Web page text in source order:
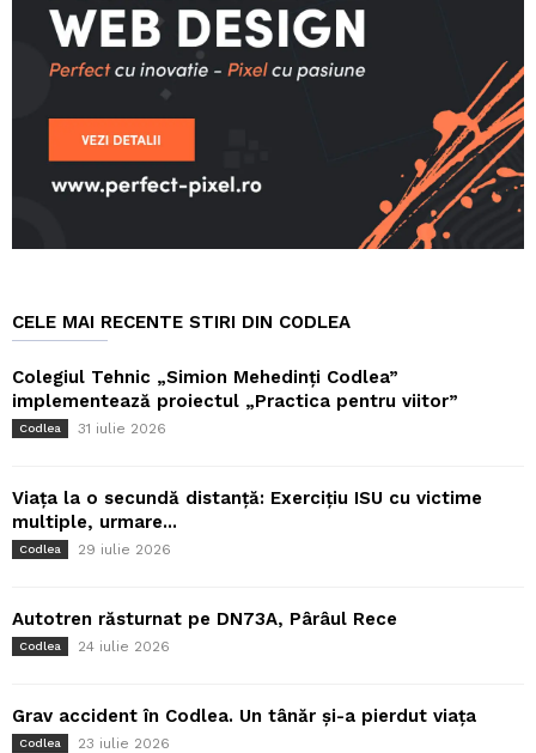
CELE MAI RECENTE STIRI DIN CODLEA
Colegiul Tehnic „Simion Mehedinți Codlea”
implementează proiectul „Practica pentru viitor”
Codlea 31 iulie 2026
Viața la o secundă distanță: Exercițiu ISU cu victime
multiple, urmare...
Codlea 29 iulie 2026
Autotren răsturnat pe DN73A, Pârâul Rece
Codlea 24 iulie 2026
Grav accident în Codlea. Un tânăr și-a pierdut viața
Codlea 23 iulie 2026